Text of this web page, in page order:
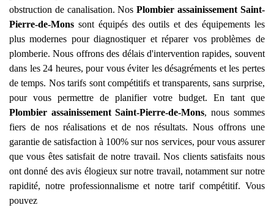
obstruction de canalisation. NosPlombier assainissement Saint-
Pierre-de-Mons sont équipés des outils et des équipements les
plus modernes pour diagnostiquer et réparer vos problèmes de
plomberie. Nous offrons des délais d'intervention rapides, souvent
dans les 24 heures, pour vous éviter les désagréments et les pertes
de temps. Nos tarifs sont compétitifs et transparents, sans surprise,
pour vous permettre de planifier votre budget. En tant que
Plombier assainissement Saint-Pierre-de-Mons, nous sommes
fiers de nos réalisations et de nos résultats. Nous offrons une
garantie de satisfaction à 100% sur nos services, pour vous assurer
que vous êtes satisfait de notre travail. Nos clients satisfaits nous
ont donné des avis élogieux sur notre travail, notamment sur notre
rapidité, notre professionnalisme et notre tarif compétitif. Vous
pouvez